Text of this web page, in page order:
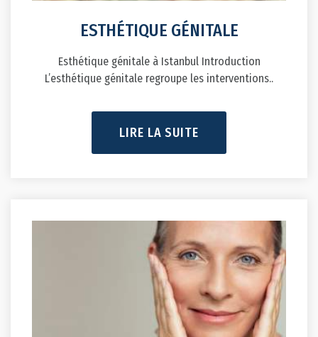
ESTHÉTIQUE GÉNITALE
Esthétique génitale à Istanbul Introduction
L’esthétique génitale regroupe les interventions..
LIRE LA SUITE